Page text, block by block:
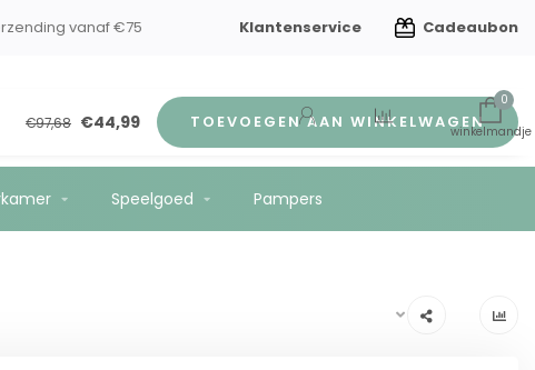
en kindverzorging Gratis verzending vanaf €75
Klantenservice Cadeaubon
0
Speelgoed Pampers
€97,68 €44,99 TOEVOEGEN AAN WINKELWAGEN